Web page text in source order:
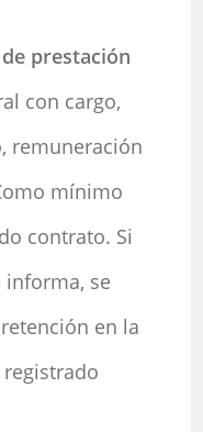
prestación
con cargo,
remuneración
mínimo
contrato. Si
informa, se
en la